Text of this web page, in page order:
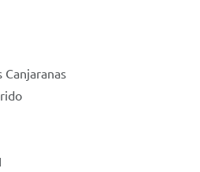
Canjaranas